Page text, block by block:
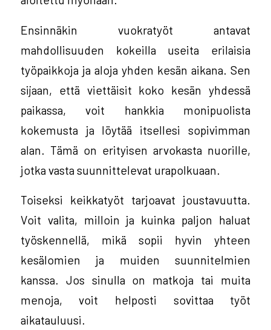
Ensinnäkin vuokratyöt antavat
mahdollisuuden kokeilla useita erilaisia
työpaikkoja ja aloja yhden kesän aikana. Sen
sijaan, että viettäisit koko kesän yhdessä
paikassa, voit hankkia monipuolista
kokemusta ja löytää itsellesi sopivimman
alan. Tämä on erityisen arvokasta nuorille,
jotka vasta suunnittelevat urapolkuaan.
Toiseksi keikkatyöt tarjoavat joustavuutta.
Voit valita, milloin ja kuinka paljon haluat
työskennellä, mikä sopii hyvin yhteen
kesälomien ja muiden suunnitelmien
kanssa. Jos sinulla on matkoja tai muita
menoja, voit helposti sovittaa työt
aikatauluusi.